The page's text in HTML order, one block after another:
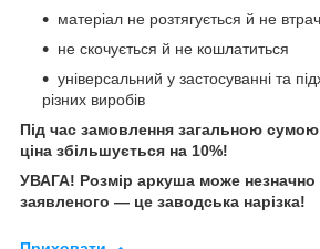
матеріал не розтягується й не
не скочується й не кошлатиться
універсальний у застосуванні та
різних виробів
Під час замовлення загальною
ціна збільшується на 10%!
УВАГА! Розмір аркуша може незначно
заявленого — це заводська нарізка!